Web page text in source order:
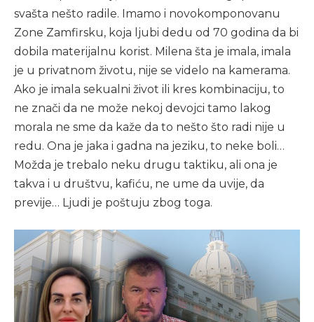
svašta nešto radile. Imamo i novokomponovanu
Zone Zamfirsku, koja ljubi dedu od 70 godina da bi
dobila materijalnu korist. Milena šta je imala, imala
je u privatnom životu, nije se videlo na kamerama.
Ako je imala sekualni život ili kres kombinaciju, to
ne znači da ne može nekoj devojci tamo lakog
morala ne sme da kaže da to nešto što radi nije u
redu. Ona je jaka i gadna na jeziku, to neke boli…
Možda je trebalo neku drugu taktiku, ali ona je
takva i u društvu, kafiću, ne ume da uvije, da
previje… Ljudi je poštuju zbog toga.